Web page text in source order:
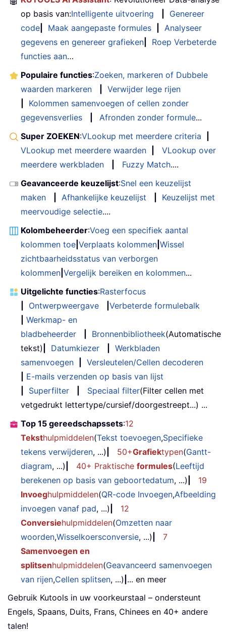
op basis van:Intelligente uitvoering
Genereer
code
Maak aangepaste formules
Analyseer
gegevens en genereer grafieken
Roep Verbeterde
functies aan…
Populaire functies:Zoeken, markeren of Dubbele
waarden markeren
Verwijder lege rijen
Kolommen samenvoegen of cellen zonder
gegevensverlies
Afronden zonder formule...
Super ZOEKEN:VLookup met meerdere criteria
VLookup met meerdere waarden
VLookup over
meerdere werkbladen
Fuzzy Match....
Geavanceerde keuzelijst:Snel een keuzelijst
maken
Afhankelijke keuzelijst
Keuzelijst met
meervoudige selectie....
Kolombeheerder:Voeg een specifiek aantal
kolommen toe Verplaats kolommen Wissel
zichtbaarheidsstatus van verborgen
kolommen Vergelijk bereiken en kolommen...
Uitgelichte functies:Rasterfocus
Ontwerpweergave
Verbeterde formulebalk
Werkmap- en
bladbeheerder
Bronnenbibliotheek(Automatische
tekst)
Datumkiezer
Werkbladen
samenvoegen
Versleutelen/Cellen decoderen
E-mails verzenden op basis van lijst
Superfilter Speciaal filter(Filter cellen met
vetgedrukt lettertype/cursief/doorgestreept...) ...
Top 15 gereedschapssets:12
Teksthulpmiddelen(Tekst toevoegen,Specifieke
tekens verwijderen, ...) 50+Grafiektypen(Gantt-
diagram, ...) 40+ Praktische formules(Leeftijd
berekenen op basis van geboortedatum, ...)
19
Invoeghulpmiddelen(QR-code Invoegen,Afbeelding
invoegen vanaf pad, ...)
12
Conversiehulpmiddelen(Omzetten naar
woorden,Wisselkoersconversie, ...)
7
Samenvoegen en
splitsenhulpmiddelen(Geavanceerd samenvoegen
van rijen,Cellen splitsen, ...) ... en meer
Gebruik Kutools in uw voorkeurstaal – ondersteunt
Engels, Spaans, Duits, Frans, Chinees en 40+ andere
talen!